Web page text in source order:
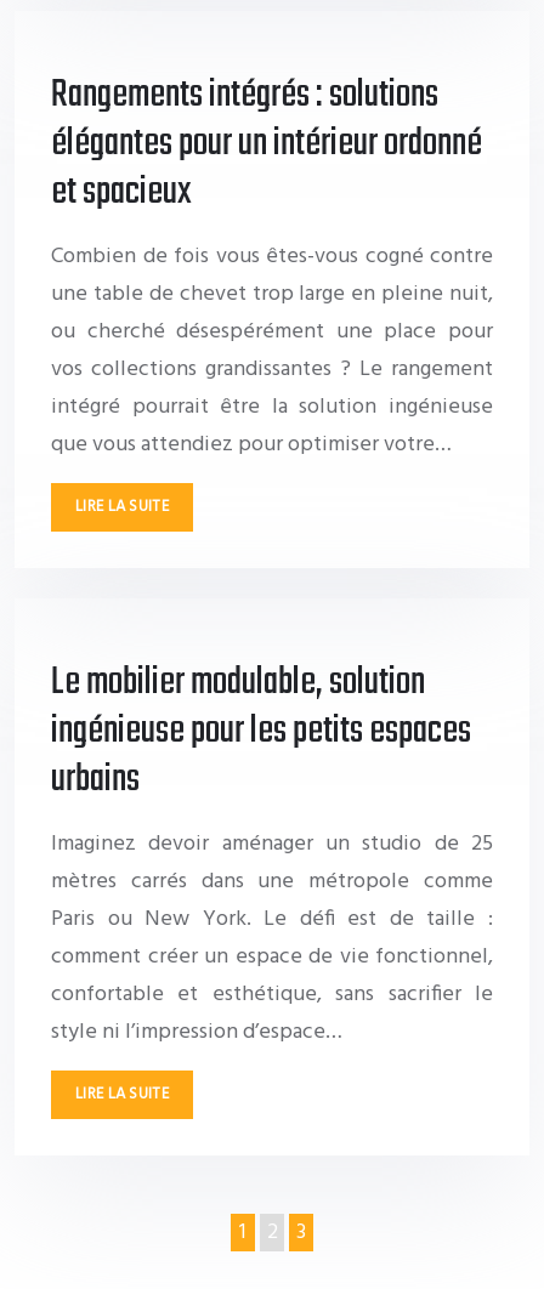
Rangements intégrés : solutions
élégantes pour un intérieur ordonné
et spacieux
Combien de fois vous êtes-vous cogné contre
une table de chevet trop large en pleine nuit,
ou cherché désespérément une place pour
vos collections grandissantes ? Le rangement
intégré pourrait être la solution ingénieuse
que vous attendiez pour optimiser votre…
LIRE LA SUITE
Le mobilier modulable, solution
ingénieuse pour les petits espaces
urbains
Imaginez devoir aménager un studio de 25
mètres carrés dans une métropole comme
Paris ou New York. Le défi est de taille :
comment créer un espace de vie fonctionnel,
confortable et esthétique, sans sacrifier le
style ni l’impression d’espace…
LIRE LA SUITE
1 2 3